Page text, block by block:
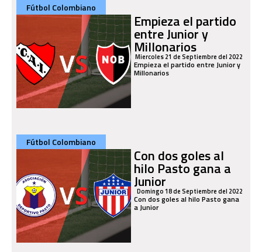
Fútbol Colombiano
Empieza el partido
entre Junior y
Millonarios
Miercoles 21 de Septiembre del 2022
Empieza el partido entre Junior y
Millonarios
Fútbol Colombiano
Con dos goles al
hilo Pasto gana a
Junior
Domingo 18 de Septiembre del 2022
Con dos goles al hilo Pasto gana
a Junior